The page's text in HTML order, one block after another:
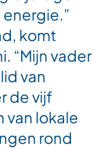
komt
“Mijn vader
van
de vijf
van lokale
rond